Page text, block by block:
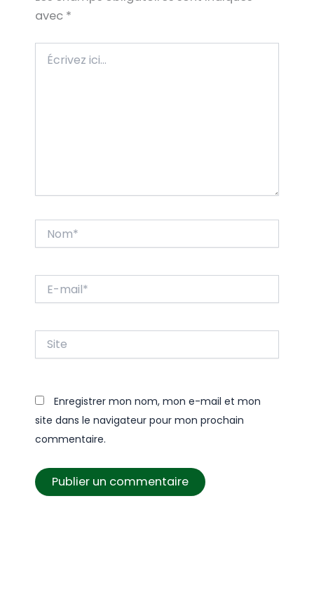
avec *
ici…
mail*
Enregistrer mon nom, mon e-mail et mon
site dans le navigateur pour mon prochain
commentaire.